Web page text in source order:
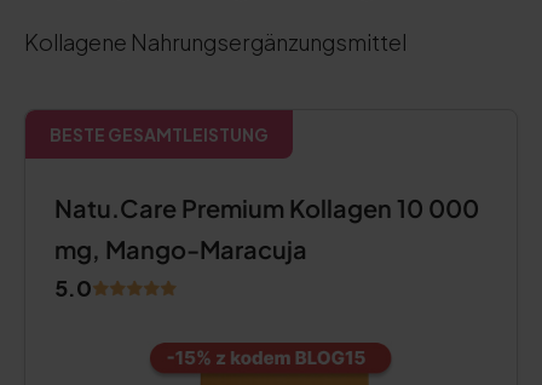
Kollagene Nahrungsergänzungsmittel
BESTE GESAMTLEISTUNG
Natu.Care Premium Kollagen 10 000
mg, Mango-Maracuja
5.0